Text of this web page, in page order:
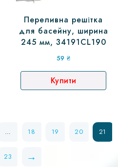
Переливна решітка
для басейну, ширина
245 мм, 34191CL190
59₴
Купити
… 18 19 20 21
23 →